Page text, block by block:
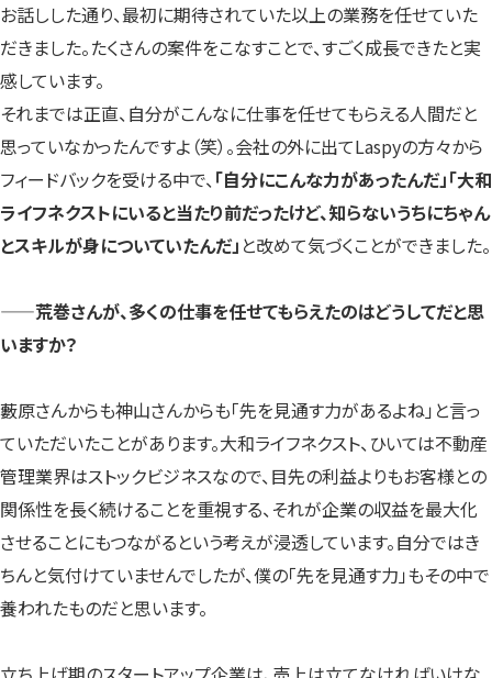
お話しした通り、最初に期待されていた以上の業務を任せていた
だきました。たくさんの案件をこなすことで、すごく成長できたと実
感しています。
それまでは正直、自分がこんなに仕事を任せてもらえる人間だと
思っていなかったんですよ（笑）。会社の外に出てLaspyの方々から
フィードバックを受ける中で、「自分にこんな力があったんだ」「大和
ライフネクストにいると当たり前だったけど、知らないうちにちゃん
とスキルが身についていたんだ」 と改めて気づくことができました。
——荒巻さんが、多くの仕事を任せてもらえたのはどうしてだと思
いますか？
藪原さんからも神山さんからも「先を見通す力があるよね」と言っ
ていただいたことがあります。大和ライフネクスト、ひいては不動産
管理業界はストックビジネスなので、目先の利益よりもお客様との
関係性を長く続けることを重視する、それが企業の収益を最大化
させることにもつながるという考えが浸透しています。自分ではき
ちんと気付けていませんでしたが、僕の「先を見通す力」もその中で
養われたものだと思います。